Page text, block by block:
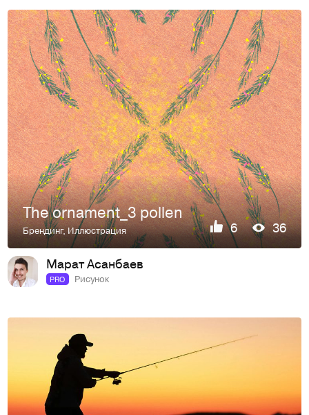
The ornament_3 pollen
Брендинг,Иллюстрация 6 36
Марат Асанбаев
PRO Рисунок